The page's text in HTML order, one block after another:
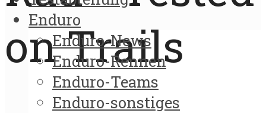
on Trails
Enduro
Enduro-News
Enduro-Rennen
Enduro-Teams
Enduro-sonstiges